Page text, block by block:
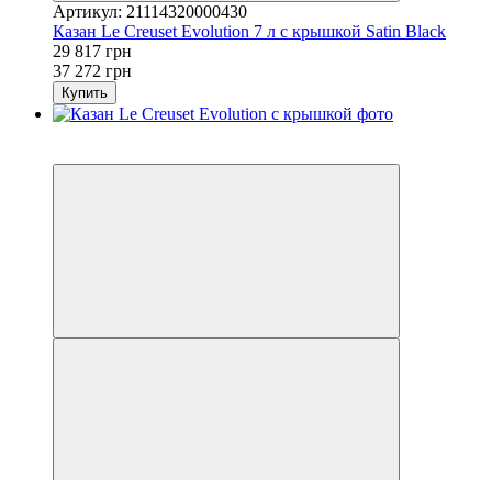
Артикул: 21114320000430
Казан Le Creuset Evolution 7 л с крышкой Satin Black
29 817 грн
37 272 грн
Купить